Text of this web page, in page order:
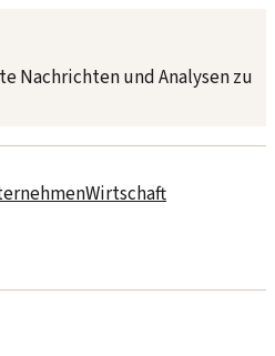
Nachrichten und Analysen zu
Wirtschaft